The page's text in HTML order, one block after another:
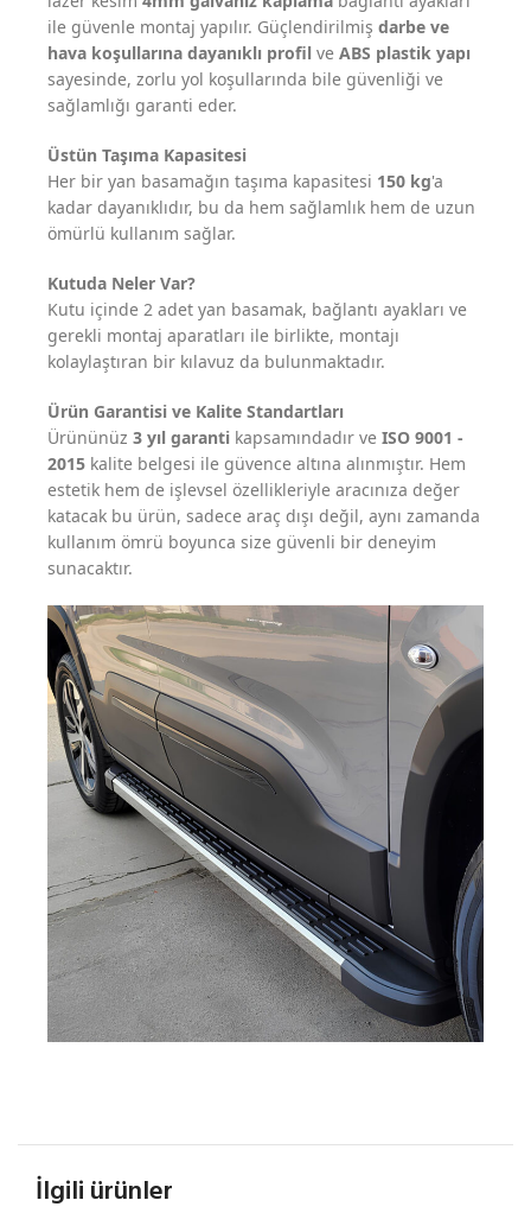
ile güvenle montaj yapılır. Güçlendirilmiş darbe ve
hava koşullarına dayanıklı profil ve ABS plastik yapı
sayesinde, zorlu yol koşullarında bile güvenliği ve
sağlamlığı garanti eder.
Üstün Taşıma Kapasitesi
Her bir yan basamağın taşıma kapasitesi 150 kg'a
kadar dayanıklıdır, bu da hem sağlamlık hem de uzun
ömürlü kullanım sağlar.
Kutuda Neler Var?
Kutu içinde 2 adet yan basamak, bağlantı ayakları ve
gerekli montaj aparatları ile birlikte, montajı
kolaylaştıran bir kılavuz da bulunmaktadır.
Ürün Garantisi ve Kalite Standartları
Ürününüz 3 yıl garanti kapsamındadır ve ISO 9001 -
2015 kalite belgesi ile güvence altına alınmıştır. Hem
estetik hem de işlevsel özellikleriyle aracınıza değer
katacak bu ürün, sadece araç dışı değil, aynı zamanda
kullanım ömrü boyunca size güvenli bir deneyim
sunacaktır.
İlgili ürünler